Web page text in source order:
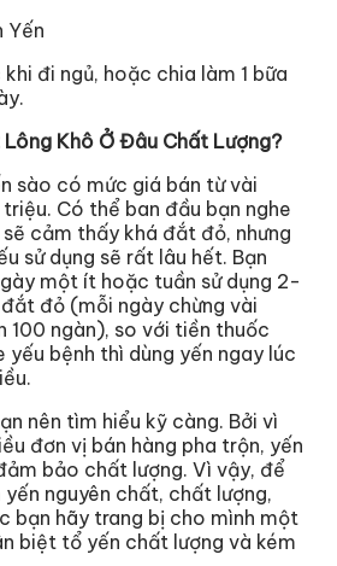
Yến
đi ngủ, hoặc chia làm 1 bữa
Lông Khô Ở Đâu Chất Lượng?
sào có mức giá bán từ vài
Có thể ban đầu bạn nghe
cảm thấy khá đắt đỏ, nhưng
sử dụng sẽ rất lâu hết. Bạn
một ít hoặc tuần sử dụng 2-
đỏ (mỗi ngày chừng vài
100 ngàn), so với tiền thuốc
yếu bệnh thì dùng yến ngay lúc
nên tìm hiểu kỹ càng. Bởi vì
đơn vị bán hàng pha trộn, yến
bảo chất lượng. Vì vậy, để
nguyên chất, chất lượng,
bạn hãy trang bị cho mình một
biệt tổ yến chất lượng và kém